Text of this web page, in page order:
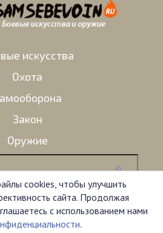
искусства
Охота
Закон
Оружие
несет ответственности за
пользователями. Материал
исключительно в
cookies, чтобы улучшить
сайта. Продолжая
с использованием нами
.